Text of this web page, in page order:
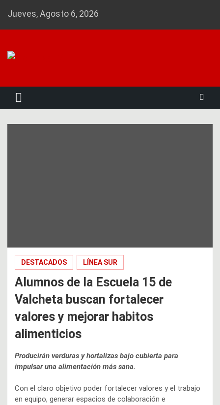
Jueves, Agosto 6, 2026
DESTACADOS LÍNEA SUR
Alumnos de la Escuela 15 de
Valcheta buscan fortalecer
valores y mejorar habitos
alimenticios
Producirán verduras y hortalizas bajo cubierta para
impulsar una alimentación más sana.
Con el claro objetivo poder fortalecer valores y el trabajo
en equipo, generar espacios de colaboración e